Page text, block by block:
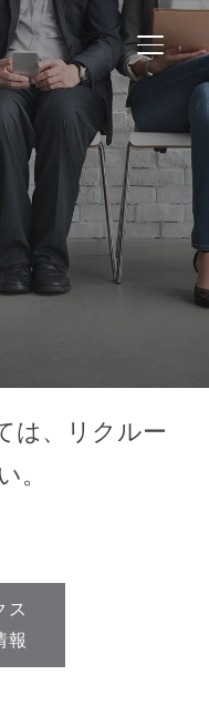
サイド
は、リクルー
。
ス
報